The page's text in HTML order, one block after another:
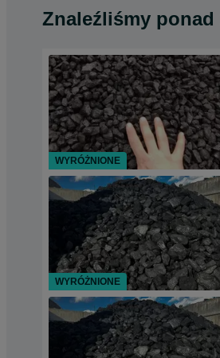
Znaleźliśmy ponad
WYRÓŻNIONE
WYRÓŻNIONE